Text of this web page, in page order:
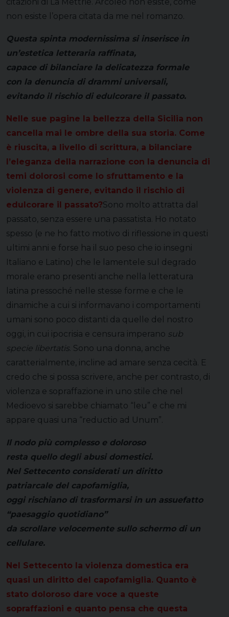
non esiste l’opera citata da me nel romanzo.
Questa spinta modernissima si inserisce in
un’estetica letteraria raffinata,
capace di bilanciare la delicatezza formale
con la denuncia di drammi universali,
evitando il rischio di edulcorare il passato.
Nelle sue pagine la bellezza della Sicilia non
cancella mai le ombre della sua storia. Come
è riuscita, a livello di scrittura, a bilanciare
l’eleganza della narrazione con la denuncia di
temi dolorosi come lo sfruttamento e la
violenza di genere, evitando il rischio di
edulcorare il passato?Sono molto attratta dal
passato, senza essere una passatista. Ho notato
spesso (e ne ho fatto motivo di riflessione in questi
ultimi anni e forse ha il suo peso che io insegni
Italiano e Latino) che le lamentele sul degrado
morale erano presenti anche nella letteratura
latina pressoché nelle stesse forme e che le
dinamiche a cui si informavano i comportamenti
umani sono poco distanti da quelle del nostro
oggi, in cui ipocrisia e censura imperano sub
specie libertatis. Sono una donna, anche
caratterialmente, incline ad amare senza cecità. E
credo che si possa scrivere, anche per contrasto, di
violenza e sopraffazione in uno stile che nel
Medioevo si sarebbe chiamato “leu” e che mi
appare quasi una “reductio ad Unum”.
Il nodo più complesso e doloroso
resta quello degli abusi domestici.
Nel Settecento considerati un diritto
patriarcale del capofamiglia,
oggi rischiano di trasformarsi in un assuefatto
“paesaggio quotidiano”
da scrollare velocemente sullo schermo di un
cellulare.
Nel Settecento la violenza domestica era
quasi un diritto del capofamiglia. Quanto è
stato doloroso dare voce a queste
sopraffazioni e quanto pensa che questa